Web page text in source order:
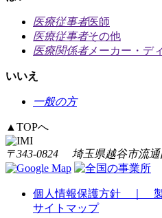
医療従事者医師
医療従事者その他
医療関係者メーカー・デ
いいえ
一般の方
▲ TOPへ
〒343-0824 埼玉県越谷市流通
個人情報保護方針 ｜
サイトマップ